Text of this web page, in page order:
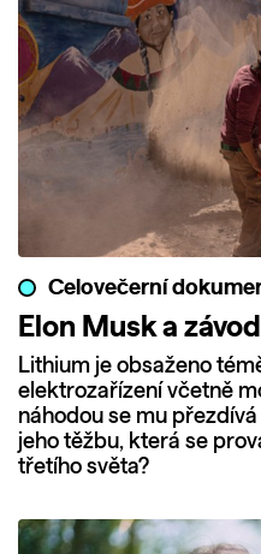
Celovečerní
Elon Musk a
Lithium je obsaženo
elektrozařízení včetně
náhodou se mu
jeho těžbu, která se
třetího světa?